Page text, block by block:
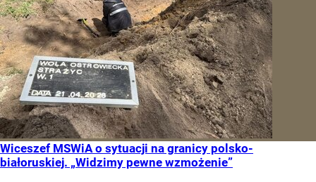
Wiceszef MSWiA o sytuacji na granicy polsko-
białoruskiej. „Widzimy pewne wzmożenie”